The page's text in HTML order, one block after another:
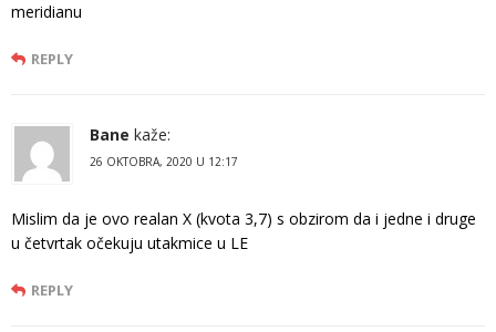
meridianu
REPLY
Bane kaže:
26 OKTOBRA, 2020 U 12:17
Mislim da je ovo realan X (kvota 3,7) s obzirom da i jedne i druge
u četvrtak očekuju utakmice u LE
REPLY